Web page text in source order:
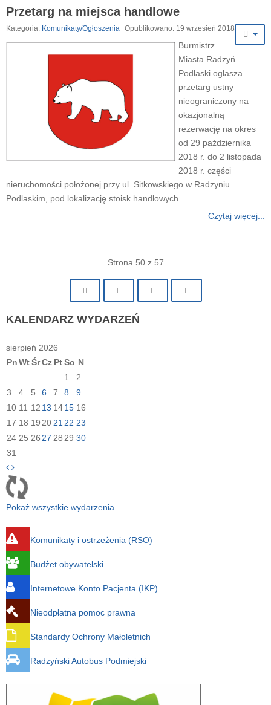
Przetarg na miejsca handlowe
Kategoria: Komunikaty/Ogłoszenia Opublikowano: 19 wrzesień 2018
Burmistrz
Miasta Radzyń
Podlaski ogłasza
przetarg ustny
nieograniczony na
okazjonalną
rezerwację na okres
od 29 października
2018 r. do 2 listopada
2018 r. części
nieruchomości położonej przy ul. Sitkowskiego w Radzyniu
Podlaskim, pod lokalizację stoisk handlowych.
Czytaj więcej...
Strona 50 z 57
KALENDARZ WYDARZEŃ
sierpień 2026
PnWtŚrCz PtSo N
1
2
3
4 5 6 7 8
9
10 11 12 13 1415 16
17 18 19 20 21 22 23
24 25 26 27 28 29 30
31
Pokaż wszystkie wydarzenia
Komunikaty i ostrzeżenia (RSO)
Budżet obywatelski
Internetowe Konto Pacjenta (IKP)
Nieodpłatna pomoc prawna
Standardy Ochrony Małoletnich
Radzyński Autobus Podmiejski